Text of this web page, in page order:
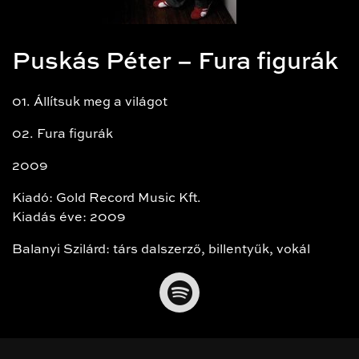
Puskás Péter – Fura figurák
01. Állítsuk meg a világot
02. Fura figurák
2009
Kiadó: Gold Record Music Kft.
Kiadás éve: 2009
Balanyi Szilárd: társ dalszerző, billentyűk, vokál